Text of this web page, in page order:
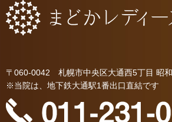
〒060-0042 札幌市中央区大通西5丁目 昭
※当院は、地下鉄大通駅1番出口直結です